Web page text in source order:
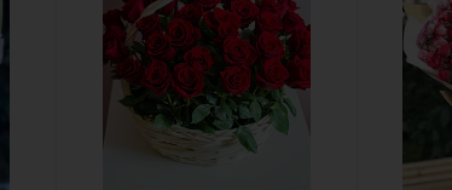
Цвет
алый,
бордовый,
красный,
чайный
роза,